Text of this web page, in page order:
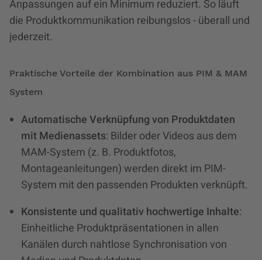
Anpassungen auf ein Minimum reduziert. So läuft
die Produktkommunikation reibungslos - überall und
jederzeit.
Praktische Vorteile der Kombination aus PIM & MAM
System
Automatische Verknüpfung von Produktdaten
mit Medienassets: Bilder oder Videos aus dem
MAM-System (z. B. Produktfotos,
Montageanleitungen) werden direkt im PIM-
System mit den passenden Produkten verknüpft.
Konsistente und qualitativ hochwertige Inhalte:
Einheitliche Produktpräsentationen in allen
Kanälen durch nahtlose Synchronisation von